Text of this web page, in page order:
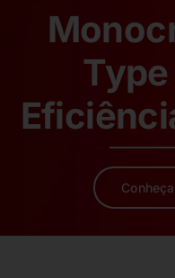
Type